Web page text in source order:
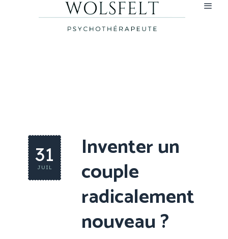
31
JUIL
Inventer un
couple
radicalement
nouveau ?